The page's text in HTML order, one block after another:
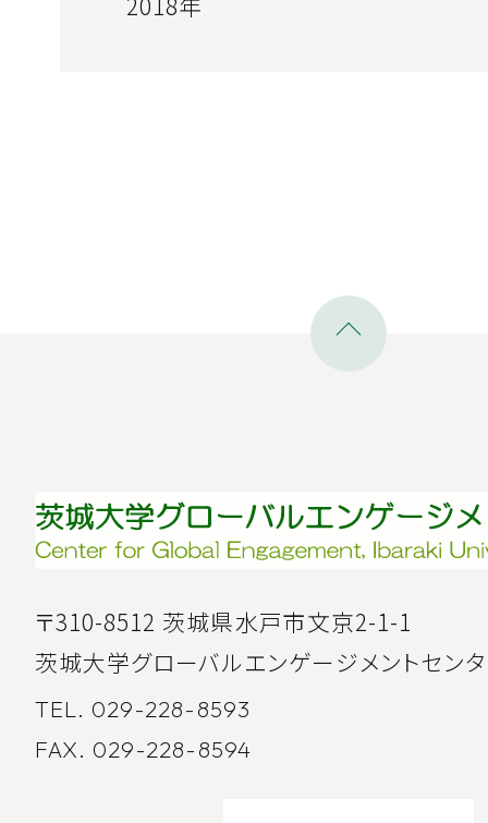
〒310-8512 茨城県水戸市文京2-1-1
茨城大学グローバルエンゲージメントセン
TEL. 029-228-8593
FAX. 029-228-8594